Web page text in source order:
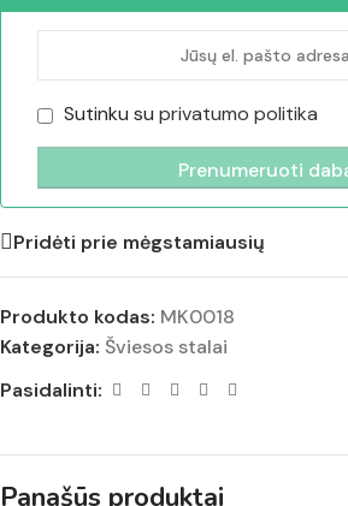
Sutinku su privatumo politika
Pridėti prie mėgstamiausių
Produkto kodas: MK0018
Kategorija: Šviesos stalai
Pasidalinti:
Panašūs produktai